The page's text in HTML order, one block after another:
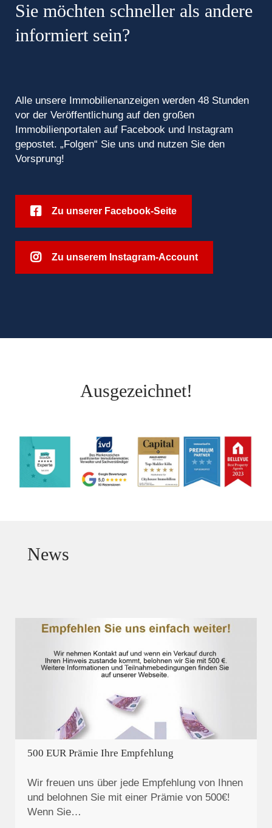
Sie möchten schneller als andere
informiert sein?
Alle unsere Immobilienanzeigen werden 48 Stunden
vor der Veröffentlichung auf den großen
Immobilienportalen auf Facebook und Instagram
gepostet. „Folgen“ Sie uns und nutzen Sie den
Vorsprung!
Zu unserer Facebook-Seite
Zu unserem Instagram-Account
Ausgezeichnet!
News
500 EUR Prämie Ihre Empfehlung
Wir freuen uns über jede Empfehlung von Ihnen
und belohnen Sie mit einer Prämie von 500€!
Wenn Sie…